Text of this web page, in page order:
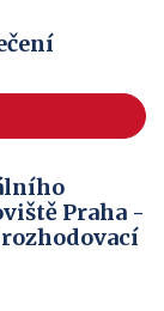
Praha -